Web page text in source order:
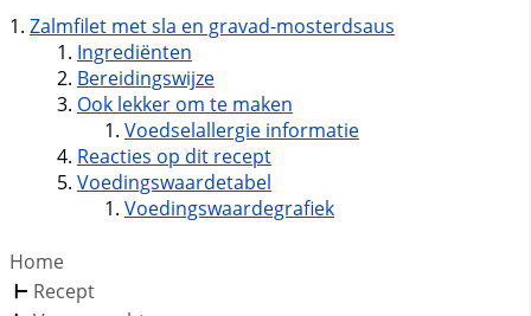
Zalmfilet met sla en gravad-mosterdsaus
Ingrediënten
Bereidingswijze
Ook lekker om te maken
Voedselallergie informatie
Reacties op dit recept
Voedingswaardetabel
Voedingswaardegrafiek
Home
Recept